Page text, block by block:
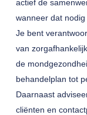
actief de
wanneer dat nodig
Je bent
van
de
behandelplan tot
Daarnaast
cliënten en